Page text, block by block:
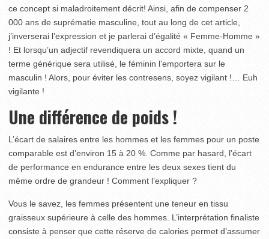
ce concept si maladroitement décrit! Ainsi, afin de compenser 2
000 ans de suprématie masculine, tout au long de cet article,
j’inverserai l’expression et je parlerai d’égalité « Femme-Homme »
! Et lorsqu’un adjectif revendiquera un accord mixte, quand un
terme générique sera utilisé, le féminin l’emportera sur le
masculin ! Alors, pour éviter les contresens, soyez vigilant !… Euh
vigilante !
Une différence de poids !
L’écart de salaires entre les hommes et les femmes pour un poste
comparable est d’environ 15 à 20 %. Comme par hasard, l’écart
de performance en endurance entre les deux sexes tient du
même ordre de grandeur ! Comment l’expliquer ?
Vous le savez, les femmes présentent une teneur en tissu
graisseux supérieure à celle des hommes. L’interprétation finaliste
consiste à penser que cette réserve de calories permet d’assumer